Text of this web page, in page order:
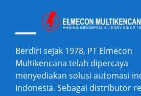
Berdiri sejak 1978, PT Elmecon
Multikencana telah dipercaya
menyediakan solusi automasi
Indonesia. Sebagai distributor